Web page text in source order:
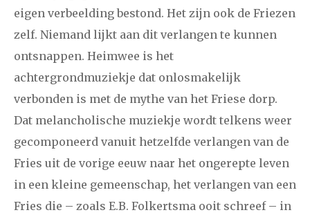
eigen verbeelding bestond. Het zijn ook de Friezen
zelf. Niemand lijkt aan dit verlangen te kunnen
ontsnappen. Heimwee is het
achtergrondmuziekje dat onlosmakelijk
verbonden is met de mythe van het Friese dorp.
Dat melancholische muziekje wordt telkens weer
gecomponeerd vanuit hetzelfde verlangen van de
Fries uit de vorige eeuw naar het ongerepte leven
in een kleine gemeenschap, het verlangen van een
Fries die – zoals E.B. Folkertsma ooit schreef – in